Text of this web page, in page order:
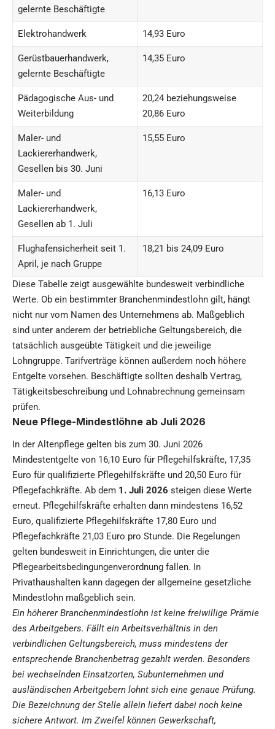
gelernte Beschäftigte
Elektrohandwerk 14,93 Euro
Gerüstbauerhandwerk,
gelernte Beschäftigte
14,35 Euro
Pädagogische Aus- und
Weiterbildung
20,24 beziehungsweise
20,86 Euro
Maler- und
Lackiererhandwerk,
Gesellen bis 30. Juni
15,55 Euro
Maler- und
Lackiererhandwerk,
Gesellen ab 1. Juli
16,13 Euro
Flughafensicherheit seit 1.
April, je nach Gruppe
18,21 bis 24,09 Euro
Diese Tabelle zeigt ausgewählte bundesweit verbindliche
Werte. Ob ein bestimmter Branchenmindestlohn gilt, hängt
nicht nur vom Namen des Unternehmens ab. Maßgeblich
sind unter anderem der betriebliche Geltungsbereich, die
tatsächlich ausgeübte Tätigkeit und die jeweilige
Lohngruppe. Tarifverträge können außerdem noch höhere
Entgelte vorsehen. Beschäftigte sollten deshalb Vertrag,
Tätigkeitsbeschreibung und Lohnabrechnung gemeinsam
prüfen.
Neue Pflege-Mindestlöhne ab Juli 2026
In der Altenpflege gelten bis zum 30. Juni 2026
Mindestentgelte von 16,10 Euro für Pflegehilfskräfte, 17,35
Euro für qualifizierte Pflegehilfskräfte und 20,50 Euro für
Pflegefachkräfte. Ab dem 1. Juli 2026 steigen diese Werte
erneut. Pflegehilfskräfte erhalten dann mindestens 16,52
Euro, qualifizierte Pflegehilfskräfte 17,80 Euro und
Pflegefachkräfte 21,03 Euro pro Stunde. Die Regelungen
gelten bundesweit in Einrichtungen, die unter die
Pflegearbeitsbedingungenverordnung fallen. In
Privathaushalten kann dagegen der allgemeine gesetzliche
Mindestlohn maßgeblich sein.
Ein höherer Branchenmindestlohn ist keine freiwillige Prämie
des Arbeitgebers. Fällt ein Arbeitsverhältnis in den
verbindlichen Geltungsbereich, muss mindestens der
entsprechende Branchenbetrag gezahlt werden. Besonders
bei wechselnden Einsatzorten, Subunternehmen und
ausländischen Arbeitgebern lohnt sich eine genaue Prüfung.
Die Bezeichnung der Stelle allein liefert dabei noch keine
sichere Antwort. Im Zweifel können Gewerkschaft,